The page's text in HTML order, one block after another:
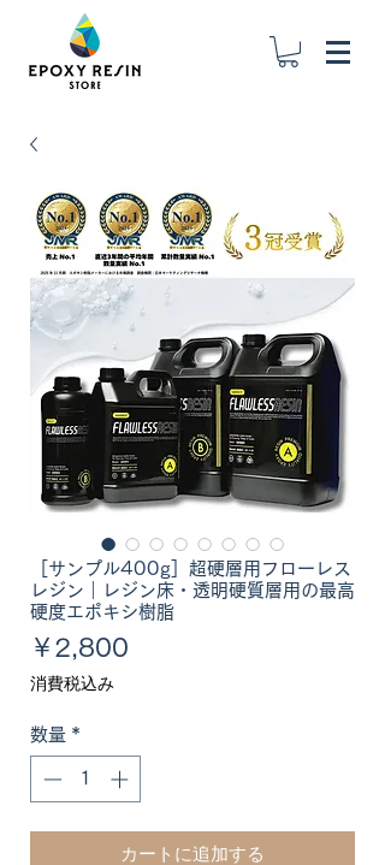
［サンプル400g］超硬層用フローレス
レジン｜レジン床・透明硬質層用の最高
硬度エポキシ樹脂
￥2,800
消費税込み
数量 *
カートに追加する